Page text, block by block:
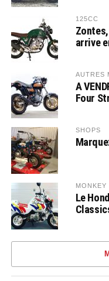
125CC
arrive
AUTRES
A
Four
SHOPS
MONKEY
Le